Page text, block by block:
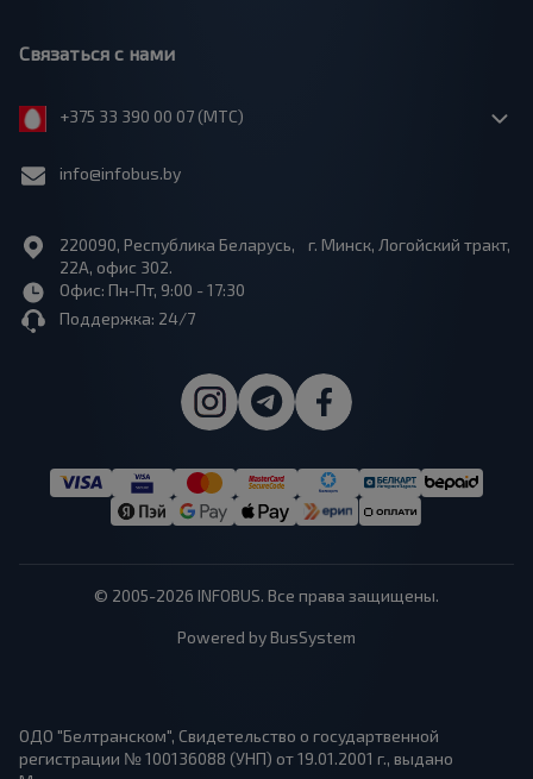
Связаться с нами
+375 33 390 00 07 (МТС)
info@infobus.by
220090, Республика Беларусь, г. Минск, Логойский тракт,
22А, офис 302.
Офис: Пн-Пт, 9:00 - 17:30
Поддержка: 24/7
© 2005-2026 INFOBUS. Все права защищены.
Powered by BusSystem
ОДО "Белтранском", Свидетельство о государтвенной
регистрации № 100136088 (УНП) от 19.01.2001 г., выдано